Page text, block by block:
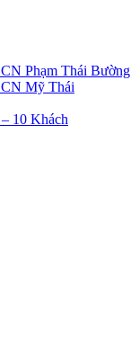
Phạm Thái Bường
Mỹ Thái
10 Khách